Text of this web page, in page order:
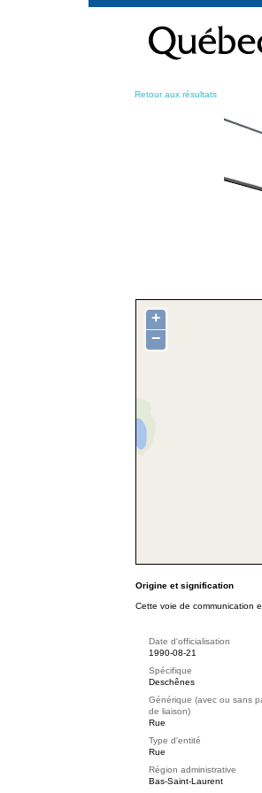
contenu
Retour aux résultats
+
−
Origine et signification
Cette voie de communication
Date d'officialisation
1990-08-21
Spécifique
Deschênes
Générique (avec ou sans
de liaison)
Rue
Type d'entité
Rue
Région administrative
Bas-Saint-Laurent